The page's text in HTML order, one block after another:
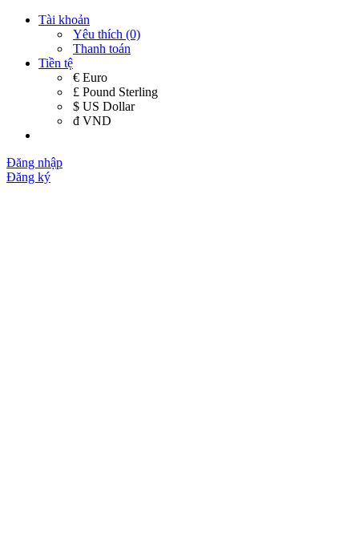
Tài khoản
Yêu thích (0)
Thanh toán
Tiền tệ
€ Euro
£ Pound Sterling
$ US Dollar
đ VND
Đăng nhập
Đăng ký